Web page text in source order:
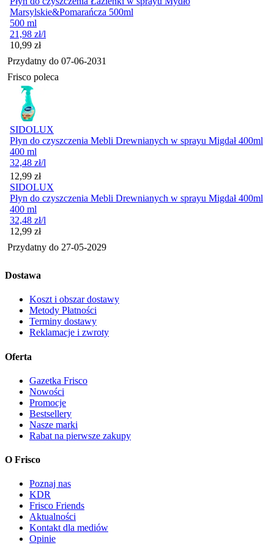
Marsylskie&Pomarańcza 500ml
500 ml
21,98 zł/l
Cena
10,99 zł
Przydatny do 07-06-2031
Frisco poleca
SIDOLUX
Płyn do czyszczenia Mebli Drewnianych w sprayu Migdał 400ml
400 ml
32,48 zł/l
Cena
12,99 zł
SIDOLUX
Płyn do czyszczenia Mebli Drewnianych w sprayu Migdał 400ml
400 ml
32,48 zł/l
Cena
12,99 zł
Przydatny do 27-05-2029
Dostawa
Koszt i obszar dostawy
Metody Płatności
Terminy dostawy
Reklamacje i zwroty
Oferta
Gazetka Frisco
Nowości
Promocje
Bestsellery
Nasze marki
Rabat na pierwsze zakupy
O Frisco
Poznaj nas
KDR
Frisco Friends
Aktualności
Kontakt dla mediów
Opinie